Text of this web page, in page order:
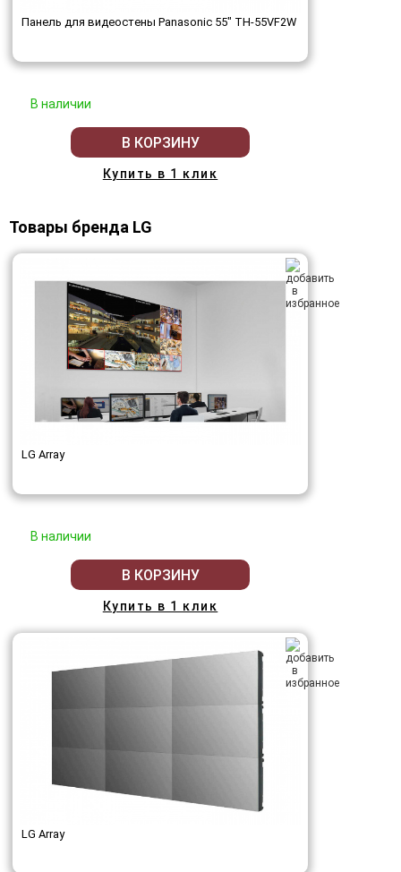
Панель для видеостены Panasonic 55" TH-55VF2W
В наличии
В КОРЗИНУ
Купить в 1 клик
Товары бренда LG
LG Array
В наличии
В КОРЗИНУ
Купить в 1 клик
LG Array